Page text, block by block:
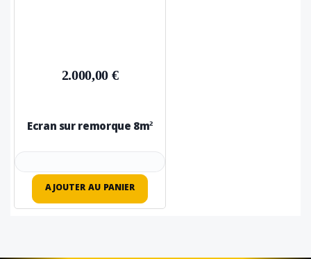
2.000,00 €
Ecran sur remorque 8m²
AJOUTER AU PANIER